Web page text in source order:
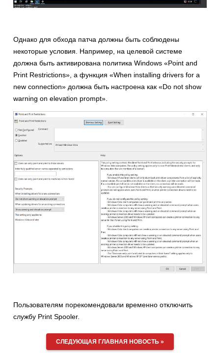
Однако для обхода патча должны быть соблюдены
некоторые условия. Например, на целевой системе
должна быть активирована политика Windows «Point and
Print Restrictions», а функция «When installing drivers for a
new connection» должна быть настроена как «Do not show
warning on elevation prompt».
Пользователям порекомендовали временно отключить
службу Print Spooler.
СЛЕДУЮЩАЯ ГЛАВНАЯ НОВОСТЬ »